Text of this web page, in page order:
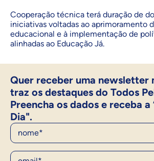
Cooperação técnica terá duração de
iniciativas voltadas ao aprimoramento
educacional e à implementação de
alinhadas ao Educação Já.
Quer receber uma newsletter
traz os destaques do Todos
Preencha os dados e receba a
Dia".
Nome
E-Mail